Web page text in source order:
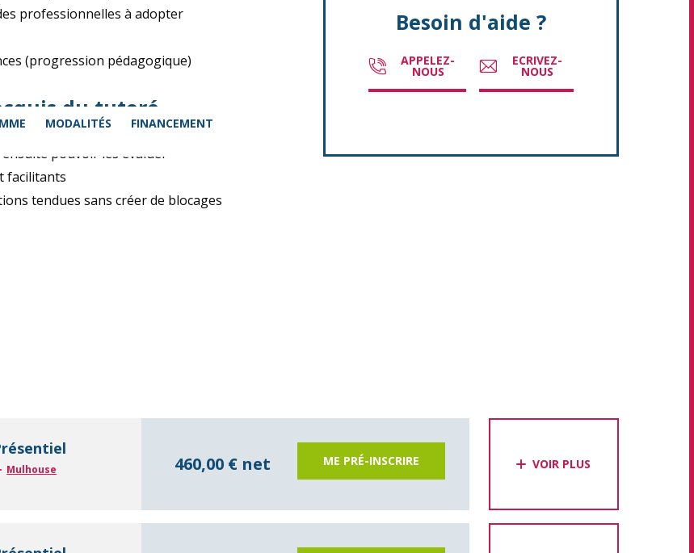
Besoin d'aide ?
APPELEZ-
NOUS
ECRIVEZ-
NOUS
MODALITÉS FINANCEMENT
professionnelles à adopter
(progression pédagogique)
du tutoré
pouvoir les évaluer
facilitants
tendues sans créer de blocages
Mulhouse 460,00 € net VOIR PLUS
ME PRÉ-INSCRIRE